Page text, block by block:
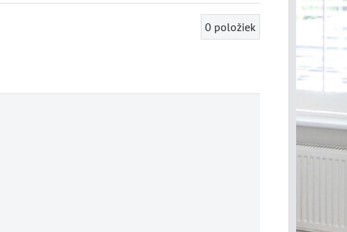
0 položiek